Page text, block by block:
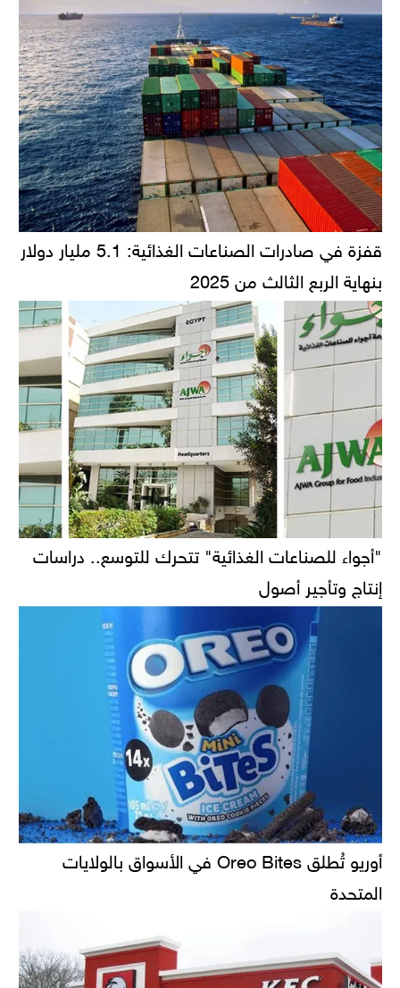
قفزة في صادرات الصناعات الغذائية: 5.1 مليار دولار
بنهاية الربع الثالث من 2025
"أجواء للصناعات الغذائية" تتحرك للتوسع.. دراسات
إنتاج وتأجير أصول
أوريو تُطلق Oreo Bites في الأسواق بالولايات
المتحدة